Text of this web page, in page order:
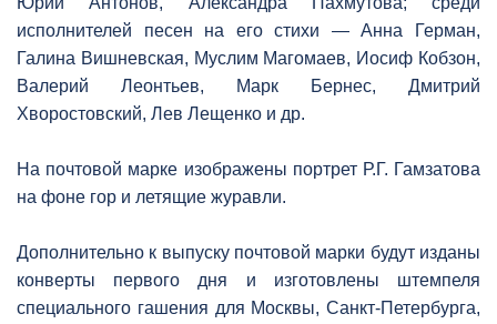
исполнителей песен на его стихи — Анна Герман,
Галина Вишневская, Муслим Магомаев, Иосиф Кобзон,
Валерий Леонтьев, Марк Бернес, Дмитрий
Хворостовский, Лев Лещенко и др.
На почтовой марке изображены портрет Р.Г. Гамзатова
на фоне гор и летящие журавли.
Дополнительно к выпуску почтовой марки будут изданы
конверты первого дня и изготовлены штемпеля
специального гашения для Москвы, Санкт-Петербурга,